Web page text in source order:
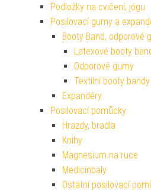
Podložky na cvičení, jógu
Posilovací gumy a
Booty Band, odporové
Latexové booty
Odporové gumy
Textilní booty bandy
Expandéry
Posilovací pomůcky
Hrazdy, bradla
Knihy
Magnesium na ruce
Medicinbaly
Ostatní posilovací